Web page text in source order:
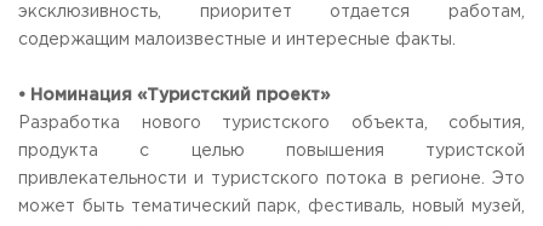
эксклюзивность, приоритет отдается работам,
содержащим малоизвестные и интересные факты.
• Номинация «Туристский проект»
Разработка нового туристского объекта, события,
продукта с целью повышения туристской
привлекательности и туристского потока в регионе. Это
может быть тематический парк, фестиваль, новый музей,